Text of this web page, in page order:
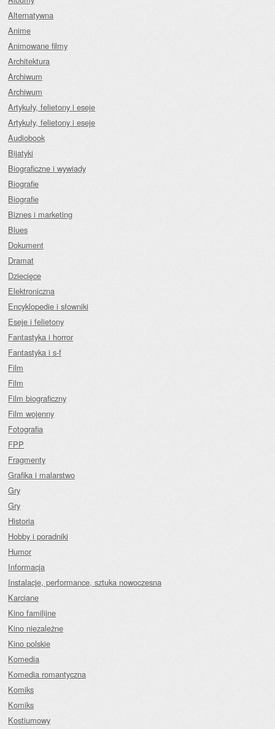
Alternatywna
Anime
Animowane filmy
Architektura
Archiwum
Archiwum
Artykuły, felietony i eseje
Artykuły, felietony i eseje
Audiobook
Bijatyki
Biograficzne i wywiady
Biografie
Biografie
Biznes i marketing
Blues
Dokument
Dramat
Dziecięce
Elektroniczna
Encyklopedie i słowniki
Eseje i felietony
Fantastyka i horror
Fantastyka i s-f
Film
Film
Film biograficzny
Film wojenny
Fotografia
FPP
Fragmenty
Grafika i malarstwo
Gry
Gry
Historia
Hobby i poradniki
Humor
Informacja
Instalacje, performance, sztuka nowoczesna
Karciane
Kino familijne
Kino niezależne
Kino polskie
Komedia
Komedia romantyczna
Komiks
Komiks
Kostiumowy